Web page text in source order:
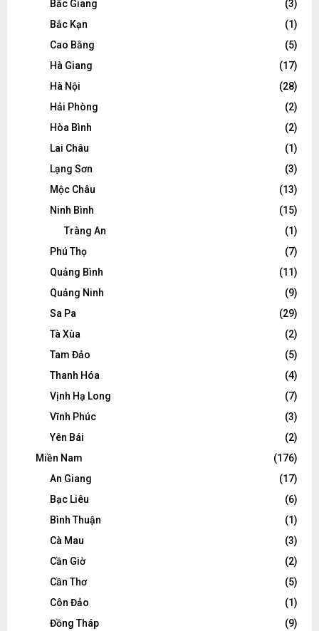
Bắc Giang
(3)
Bắc Kạn
(1)
Cao Bằng
(5)
Hà Giang
(17)
Hà Nội
(28)
Hải Phòng
(2)
Hòa Bình
(2)
Lai Châu
(1)
Lạng Sơn
(3)
Mộc Châu
(13)
Ninh Bình
(15)
Tràng An
(1)
Phú Thọ
(7)
Quảng Bình
(11)
Quảng Ninh
(9)
Sa Pa
(29)
Tà Xùa
(2)
Tam Đảo
(5)
Thanh Hóa
(4)
Vịnh Hạ Long
(7)
Vĩnh Phúc
(3)
Yên Bái
(2)
Miền Nam
(176)
An Giang
(17)
Bạc Liêu
(6)
Bình Thuận
(1)
Cà Mau
(3)
Cần Giờ
(2)
Cần Thơ
(5)
Côn Đảo
(1)
Đồng Tháp
(9)